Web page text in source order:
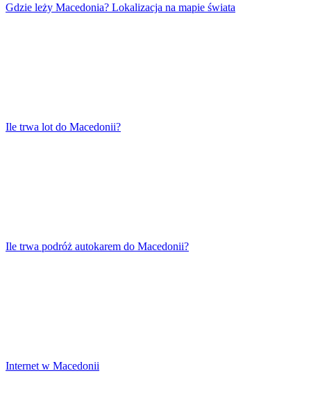
Gdzie leży Macedonia? Lokalizacja na mapie świata
Ile trwa lot do Macedonii?
Ile trwa podróż autokarem do Macedonii?
Internet w Macedonii